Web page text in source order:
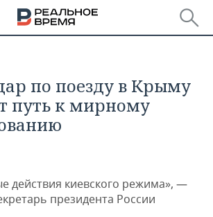
ДОХОДАХ
ПФО
по поезду в Крыму
путь к мирному
действия киевского режима», —
президента России